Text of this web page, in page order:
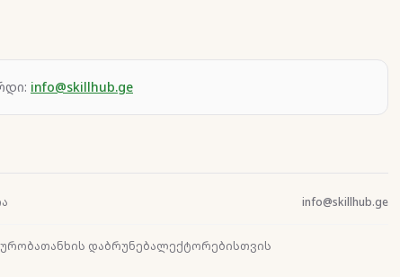
info@skillhub.ge
info@skillhub.ge
თანხის დაბრუნებალექტორებისთვის